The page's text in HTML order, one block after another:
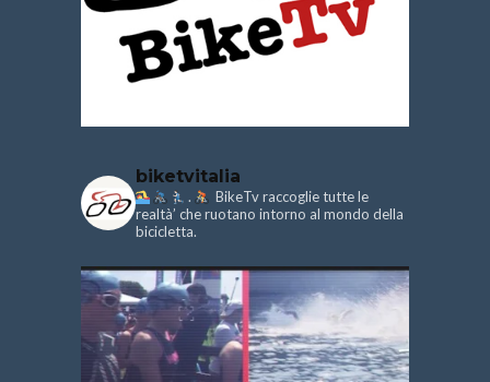
biketvitalia
.
BikeTv raccoglie tutte le
realtà’ che ruotano intorno al mondo della
bicicletta.